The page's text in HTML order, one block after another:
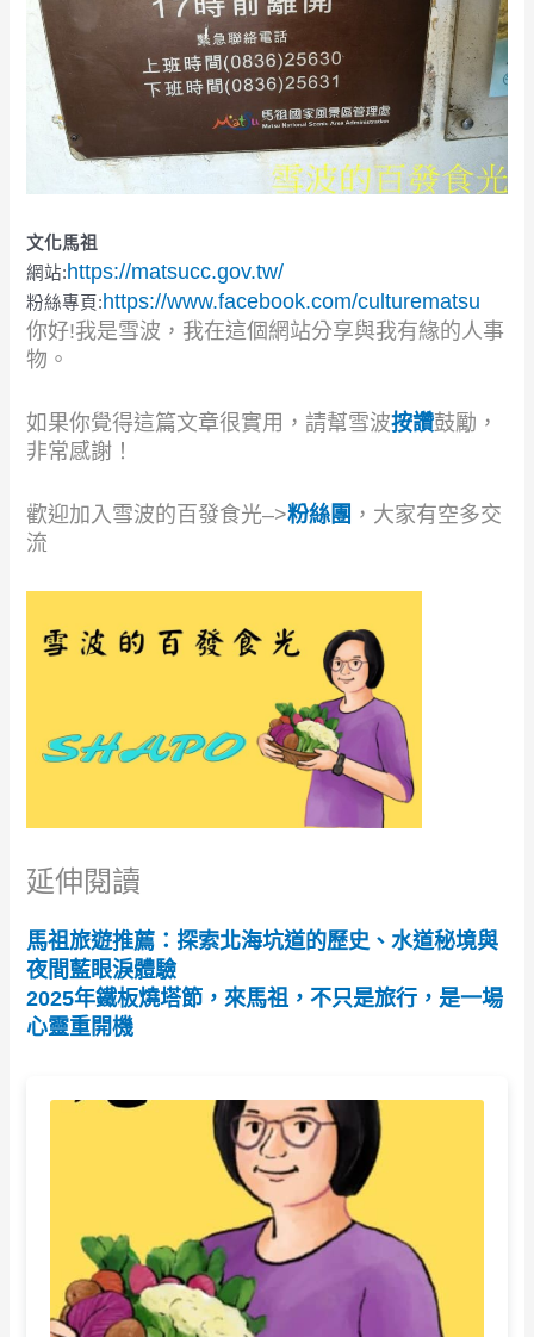
文化馬祖
網站:https://matsucc.gov.tw/
粉絲專頁:https://www.facebook.com/culturematsu
你好!我是雪波，我在這個網站分享與我有緣的人事
物。
如果你覺得這篇文章很實用，請幫雪波按讚鼓勵，
非常感謝！
歡迎加入雪波的百發食光–>粉絲團 ，大家有空多交
流
延伸閱讀
馬祖旅遊推薦：探索北海坑道的歷史、水道秘境與
夜間藍眼淚體驗
2025年鐵板燒塔節，來馬祖，不只是旅行，是一場
心靈重開機